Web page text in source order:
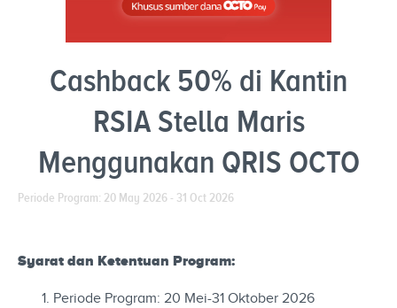
Cashback 50% di Kantin
RSIA Stella Maris
Menggunakan QRIS OCTO
Periode Program: 20 May 2026 - 31 Oct 2026
Syarat dan Ketentuan Program:
Periode Program: 20 Mei-31 Oktober 2026